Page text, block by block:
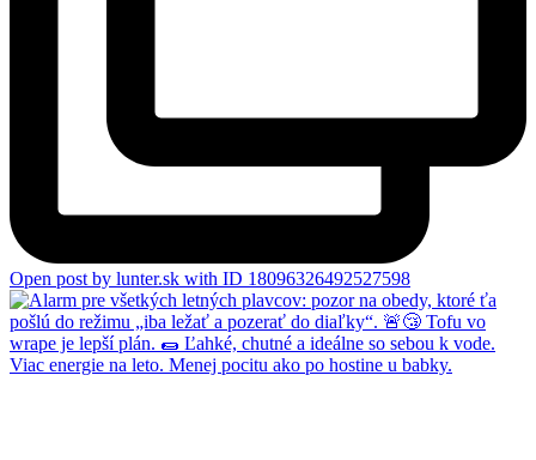
Open post by lunter.sk with ID 18096326492527598